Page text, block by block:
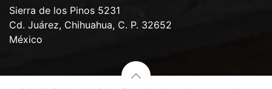
Sierra de los Pinos 5231
Cd. Juárez, Chihuahua, C. P. 32652
México